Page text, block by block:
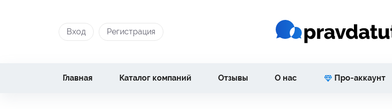
Вход Регистрация
Главная Каталог компаний Отзывы О нас Про-аккаунт